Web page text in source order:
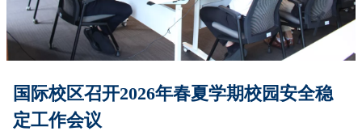
国际校区召开2026年春夏学期校园安全稳
定工作会议